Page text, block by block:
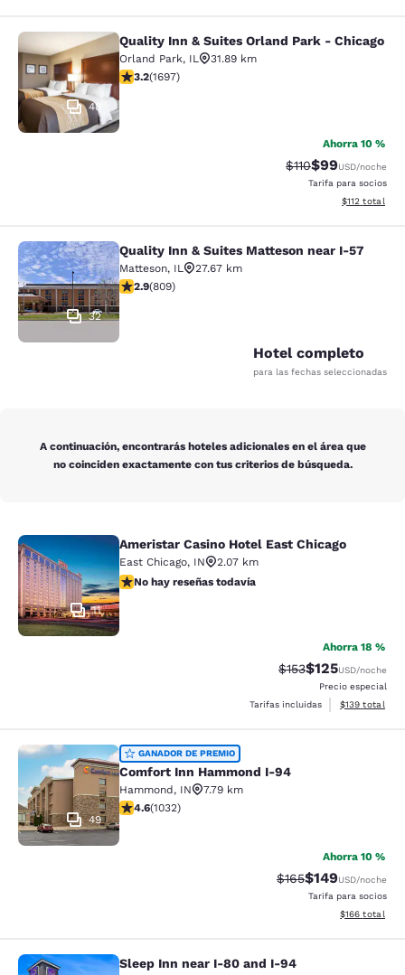
Quality Inn & Suites Orland Park -
48
Quality Inn & Suites Orland Park - Chicago
Orland Park, IL
31.89 km
calificación de 3.22 estrellas. Bueno. 1697 reseñas
3.2(1697)
Ahorra 10 %
Precio tachado:
$110Precio con
$99USD/noche
Tarifa para socios
Ver detalles
$112 total
Quality Inn & Suites Matteson near
32
Quality Inn & Suites Matteson near I-57
Matteson, IL
27.67 km
calificación de 2.87 estrellas. Feria. 809 reseñas
2.9(809)
Hotel completo
para las fechas seleccionadas
A continuación, encontrarás hoteles adicionales en el área que
no coinciden exactamente con tus criterios de búsqueda.
Ameristar Casino Hotel East
11
Ameristar Casino Hotel East Chicago
East Chicago, IN
2.07 km
No hay reseñas todavía
No hay reseñas todavía
Ahorra 18 %
Precio tachado:
$153Precio con
$125USD/noche
Precio especial
Tarifas incluidas
Ver detalles
$139 total
Comfort Inn Hammond I-94
49
GANADOR DE PREMIO
Comfort Inn Hammond I-94
Hammond, IN
7.79 km
calificación de 4.56 estrellas. Excelente. 1032 reseñas
4.6(1032)
Ahorra 10 %
Precio tachado:
$165Precio con
$149USD/noche
Tarifa para socios
Ver detalles
$166 total
Sleep Inn near I-80 and I-94
Sleep Inn near I-80 and I-94